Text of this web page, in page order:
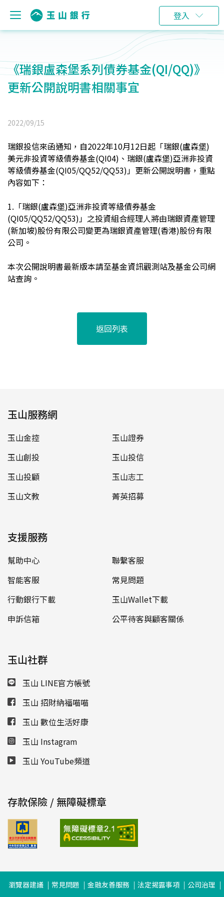
登入
《瑞銀盧森堡系列債券基金(QI/QQ)》
更新公開說明書相關事宜
2022/09/15
瑞銀投信來函通知，自2022年10月12日起「瑞銀(盧森堡)
美元非投資等級債券基金(QI04)、瑞銀(盧森堡)亞洲非投資
等級債券基金(QI05/QQ52/QQ53)」更新公開說明書，重點
內容如下：
1. 「瑞銀(盧森堡)亞洲非投資等級債券基金
(QI05/QQ52/QQ53)」之投資組合經理人將由瑞銀資產管理
(新加坡)股份有限公司變更為瑞銀資產管理(香港)股份有限
公司。
本次公開說明書最新版本請至基金資訊觀測站及基金公司網
站查詢。
返回列表
玉山服務網
玉山金控
玉山證券
玉山創投
玉山投信
玉山投顧
玉山志工
玉山文教
菁英招募
支援服務
幫助中心
聯繫客服
智能客服
常見問題
行動銀行下載
玉山Wallet下載
申訴信箱
公平待客與顧客關係
玉山社群
玉山 LINE官方帳號
玉山 招財納福喵喵
玉山 數位生活好康
玉山 Instagram
玉山 YouTube頻道
存款保險 / 無障礙標章
瀏覽器建議 常見問題 金融友善服務 法定揭露事項 公司治理